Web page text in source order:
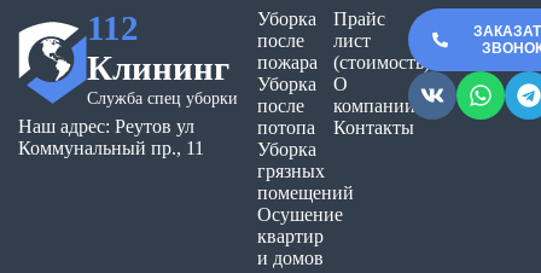
112
Клининг
Служба спец уборки
Наш адрес: Реутов ул
Коммунальный пр., 11
Уборка
после
пожара
Уборка
после
потопа
Уборка
грязных
помещений
Осушение
квартир
и домов
Прайс
лист
(стоимость)
О
компании
Контакты